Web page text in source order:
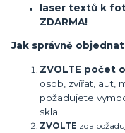
laser textů k
ZDARMA!
Jak správně objednat
ZVOLTE počet
osob, zvířat, aut,
požadujete
skla.
ZVOLTE zda